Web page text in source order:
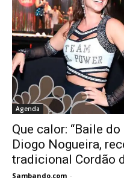
Agenda
Que calor: “Baile
Diogo Nogueira,
tradicional Cordão
Sambando.com -